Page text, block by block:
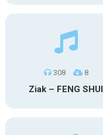
308 8
Ziak – FENG SHUI